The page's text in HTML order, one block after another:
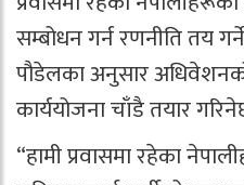
सम्बोधन गर्न रणनीति तय
पौडेलका अनुसार
कार्ययोजना चाँडै तयार
“हामी प्रवासमा रहेका